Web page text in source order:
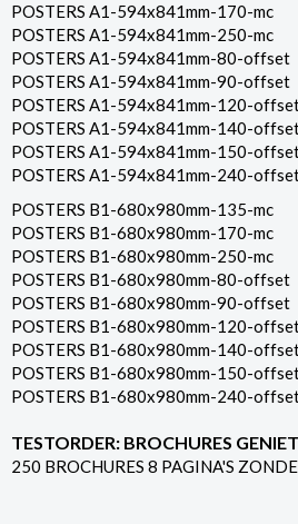
POSTERS A1-594x841mm-170-mc
POSTERS A1-594x841mm-250-mc
POSTERS A1-594x841mm-80-offset
POSTERS A1-594x841mm-90-offset
POSTERS A1-594x841mm-120-
POSTERS A1-594x841mm-140-
POSTERS A1-594x841mm-150-
POSTERS A1-594x841mm-240-
POSTERS B1-680x980mm-135-mc
POSTERS B1-680x980mm-170-mc
POSTERS B1-680x980mm-250-mc
POSTERS B1-680x980mm-80-offset
POSTERS B1-680x980mm-90-offset
POSTERS B1-680x980mm-120-
POSTERS B1-680x980mm-140-
POSTERS B1-680x980mm-150-
POSTERS B1-680x980mm-240-
TESTORDER: BROCHURES
250 BROCHURES 8 PAGINA'S